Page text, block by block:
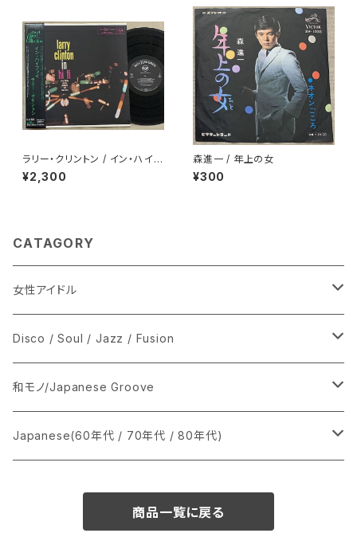
ラリー・クリントン / イン・ハイフ
ァイ
¥2,300
森進一 / 年上の女
¥300
CATAGORY
女性アイドル
シングル盤
あ行
か行
LP
CD
Disco / Soul / Jazz / Fusion
シングル盤
A
12インチ・シングル
和モノ/Japanese Groove
シングル盤
Japanese(60年代 / 70年代 / 80年代)
商品一覧に戻る